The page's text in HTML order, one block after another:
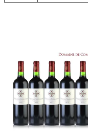
銘柄から探す